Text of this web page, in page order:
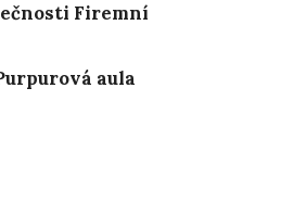
Firemní
aula